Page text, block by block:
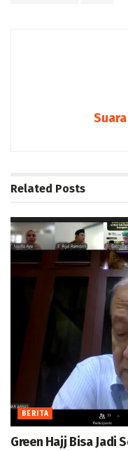
Related Posts
BERITA
Green Hajj Bisa Jadi